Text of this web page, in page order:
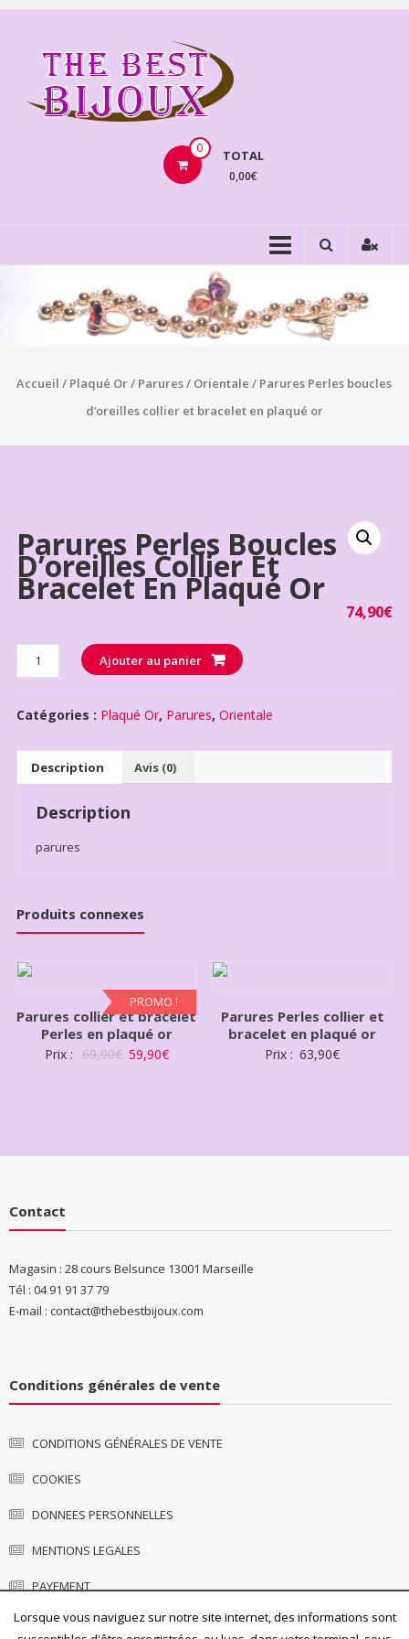
Aller
contenu
0 TOTAL
0,00€
Accueil / Plaqué Or/ Parures/ Orientale / Parures Perles boucles
d’oreilles collier et bracelet en plaqué or
Parures Perles Boucles
D’oreilles Collier Et
Bracelet En Plaqué Or
74,90€
Quantité Ajouter au panier
Catégories : Plaqué Or, Parures, Orientale
Description Avis (0)
Description
parures
Produits connexes
PROMO !
Parures collier et bracelet
Perles en plaqué or
Prix : 69,90€ 59,90€
Parures Perles collier et
bracelet en plaqué or
Prix : 63,90€
Contact
Magasin : 28 cours Belsunce 13001 Marseille
Tél : 04 91 91 37 79
E-mail : contact@thebestbijoux.com
Conditions générales de vente
CONDITIONS GÉNÉRALES DE VENTE
COOKIES
DONNEES PERSONNELLES
MENTIONS LEGALES
PAYEMENT
Lorsque vous naviguez sur notre site internet, des informations sont